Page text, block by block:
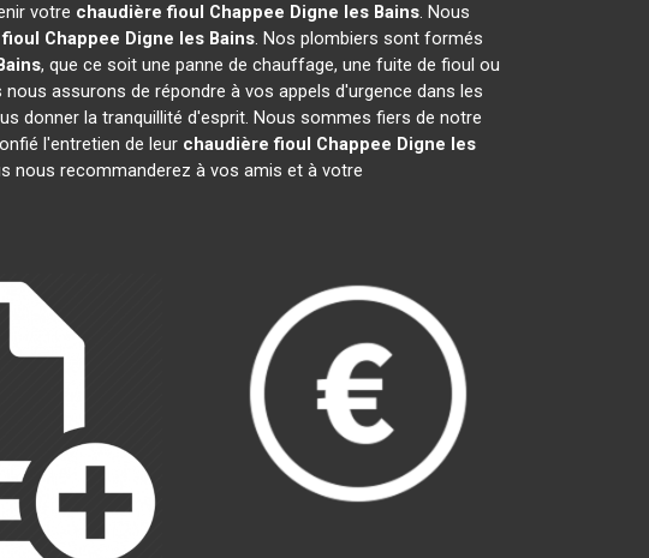
votre chaudière fioul Chappee Digne les Bains. Nous
Chappee Digne les Bains. Nos plombiers sont formés
, que ce soit une panne de chauffage, une fuite de fioul ou
assurons de répondre à vos appels d'urgence dans les
donner la tranquillité d'esprit. Nous sommes fiers de notre
l'entretien de leur chaudière fioul Chappee Digne les
nous recommanderez à vos amis et à votre